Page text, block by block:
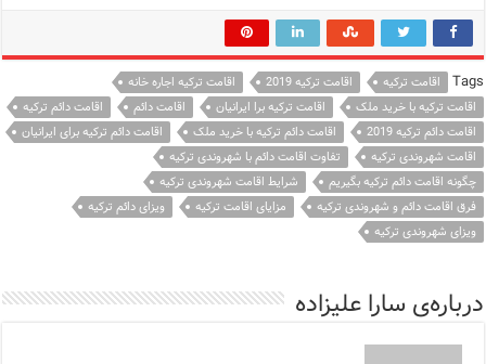
Tags اقامت ترکیه اقامت ترکیه 2019
اقامت ترکیه اجاره خانه
اقامت ترکیه با خرید ملک
اقامت ترکیه برا ایرانیان اقامت دائم
اقامت دائم ترکیه
اقامت دائم ترکیه 2019
اقامت دائم ترکیه با خرید ملک
اقامت دائم ترکیه برای ایرانیان
اقامت شهروندی ترکیه
تفاوت اقامت دائم با شهروندی ترکیه
چگونه اقامت دائم ترکیه بگیریم
شرایط اقامت شهروندی ترکیه
فرق اقامت دائم و شهروندی ترکیه
مزایای اقامت ترکیه
ویزای دائم ترکیه
ویزای شهروندی ترکیه
درباره‌ی سارا علیزاده